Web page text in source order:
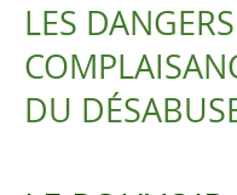
LES
DU